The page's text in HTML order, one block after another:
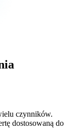
czynników.
dostosowaną do